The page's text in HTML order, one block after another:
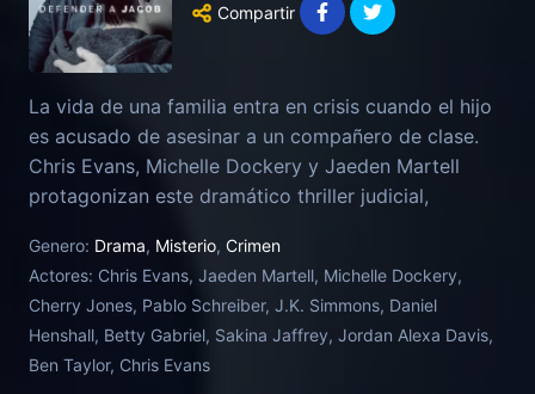
Compartir
La vida de una familia entra en crisis cuando el hijo
es acusado de asesinar a un compañero de clase.
Chris Evans, Michelle Dockery y Jaeden Martell
protagonizan este dramático thriller judicial,
Genero: Drama, Misterio, Crimen
Actores: Chris Evans, Jaeden Martell, Michelle Dockery,
Cherry Jones, Pablo Schreiber, J.K. Simmons, Daniel
Henshall, Betty Gabriel, Sakina Jaffrey, Jordan Alexa Davis,
Ben Taylor, Chris Evans